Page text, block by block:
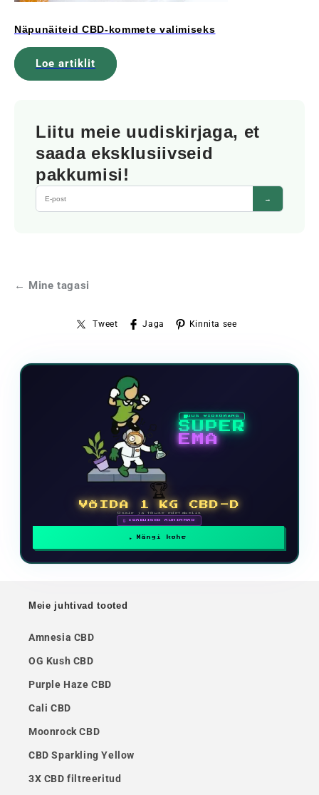
Näpunäiteid CBD-kommete valimiseks
Loe artiklit
Liitu meie uudiskirjaga, et
saada eksklusiivseid
pakkumisi!
→
← Mine tagasi
Tweet Jaga Kinnita see
UUS VIDEOMÄNG
SUPER
EMA
🏆
VÕIDA 1 KG CBD-D
Osale ja tõuse edetabelis
🗓 IGAKUISED AUHINNAD
Mängi kohe
Meie juhtivad tooted
Amnesia CBD
OG Kush CBD
Purple Haze CBD
Cali CBD
Moonrock CBD
CBD Sparkling Yellow
3X CBD filtreeritud